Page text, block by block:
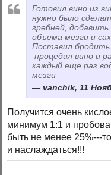
Готовил вино из
нужно было
гребней,
объема мезги и
Поставил
процедил вино и
каждый еще раз
мезги
vanchik, 11
Получится очень
минимум 1:1 и
быть не менее 25%---
и наслаждаться!!!